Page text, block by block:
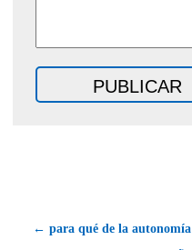
← para qué de la autonomía